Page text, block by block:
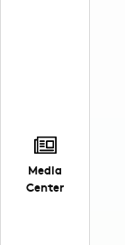
Media
Center